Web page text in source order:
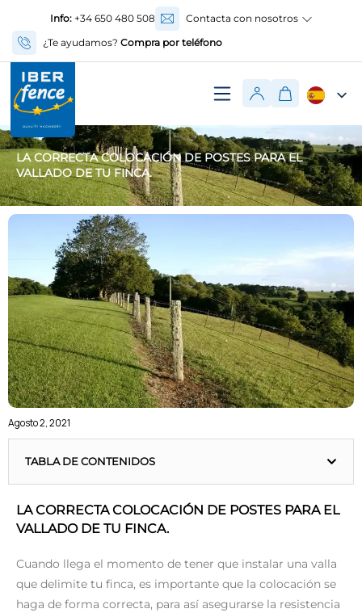
Info:+34 650 480 508
Contacta con nosotros
¿Te ayudamos? Compra por teléfono
LA CORRECTA COLOCACIÓN DE POSTES PARA EL
VALLADO DE TU FINCA.
Agosto 2, 2021
TABLA DE CONTENIDOS
LA CORRECTA COLOCACIÓN DE POSTES PARA EL
VALLADO DE TU FINCA.
Cuando llega el momento de tener que instalar una valla
que delimite tu finca, es importante que la colocación se
haga de forma correcta, para así asegurarse la resistencia